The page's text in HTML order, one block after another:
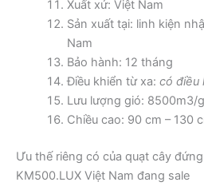
Xuất xứ: Việt Nam
Sản xuất tại: linh kiện
Nam
Bảo hành: 12 tháng
Điều khiển từ xa: có điều
Lưu lượng gió: 8500m3/
Chiều cao: 90 cm – 130
Ưu thế riêng có của quạt cây
KM500.LUX Việt Nam đang sale